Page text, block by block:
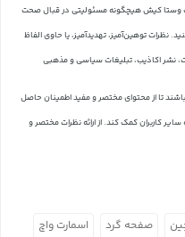
وستا کیش هیچگونه مسئولیتی در قبال صحت
نظرات توهین‌آمیز، تهدیدآمیز، یا حاوی الفاظ
نشر اکاذیب، تبلیغات سیاسی و مذهبی
شامل 50 کاراکتر و حداکثر 500 کاراکتر باشند تا از محتوای مختصر و مفید اطمینان حاصل
سایر کاربران کمک کند.از ارائه نظرات مختصر و
صفحه گرد اسمارت واچ